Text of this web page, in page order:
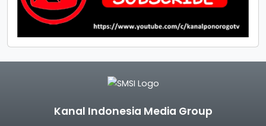
Kanal Indonesia Media Group